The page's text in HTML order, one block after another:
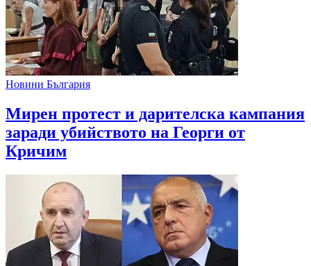
Новини България
Мирен протест и дарителска кампания
заради убийството на Георги от
Кричим